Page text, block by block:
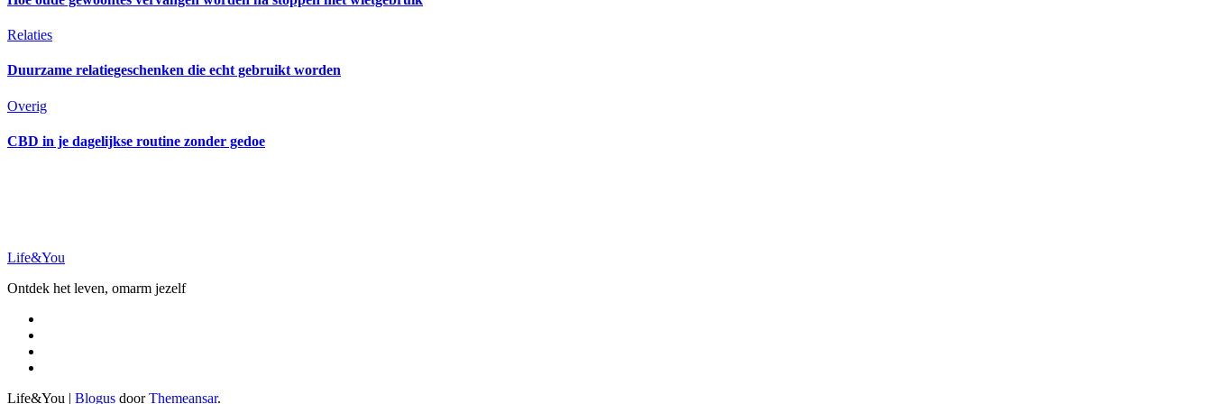
Relaties
Duurzame relatiegeschenken die echt gebruikt worden
Overig
CBD in je dagelijkse routine zonder gedoe
Life&You
Ontdek het leven, omarm jezelf
Life&You | Blogus doorThemeansar.